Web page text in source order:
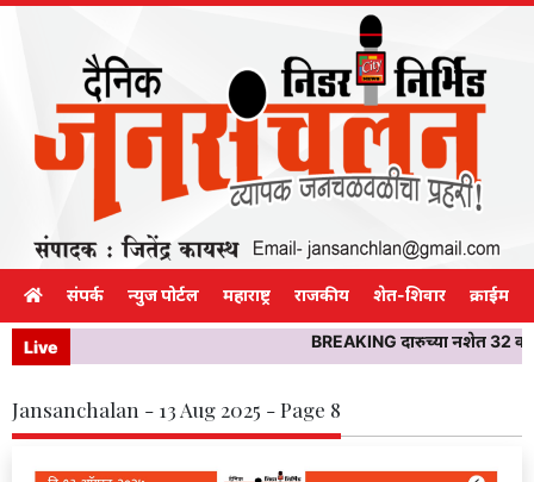
संपर्क न्युज पोर्टल महाराष्ट्र राजकीय शेत-शिवार क्राईम
Live BREAKING दारुच्या नशेत 32
Jansanchalan - 13 Aug 2025 - Page 8